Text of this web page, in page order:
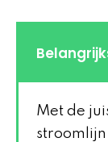
Met de